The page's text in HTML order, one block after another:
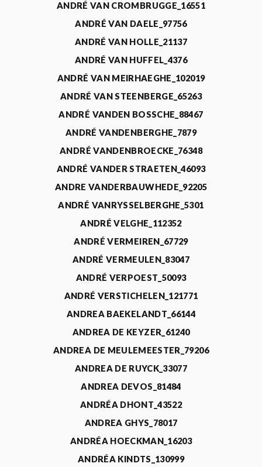
ANDRÉ VAN CROMBRUGGE_16551
ANDRÉ VAN DAELE_97756
ANDRÉ VAN HOLLE_21137
ANDRÉ VAN HUFFEL_4376
ANDRÉ VAN MEIRHAEGHE_102019
ANDRÉ VAN STEENBERGE_65263
ANDRÉ VANDEN BOSSCHE_88467
ANDRÉ VANDENBERGHE_7879
ANDRÉ VANDENBROECKE_76348
ANDRÉ VANDER STRAETEN_46093
ANDRE VANDERBAUWHEDE_92205
ANDRÉ VANRYSSELBERGHE_5301
ANDRÉ VELGHE_112352
ANDRÉ VERMEIREN_67729
ANDRÉ VERMEULEN_83047
ANDRÉ VERPOEST_50093
ANDRÉ VERSTICHELEN_121771
ANDREA BAEKELANDT_66144
ANDREA DE KEYZER_61240
ANDREA DE MEULEMEESTER_79206
ANDREA DE RUYCK_33077
ANDREA DEVOS_81484
ANDRÉA DHONT_43522
ANDREA GHYS_78017
ANDRÉA HOECKMAN_16203
ANDRÉA KINDTS_130999